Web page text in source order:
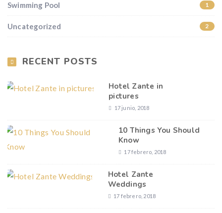
Swimming Pool 1
Uncategorized 2
RECENT POSTS
Hotel Zante in
pictures
17 junio, 2018
10 Things You Should
Know
17 febrero, 2018
Hotel Zante
Weddings
17 febrero, 2018